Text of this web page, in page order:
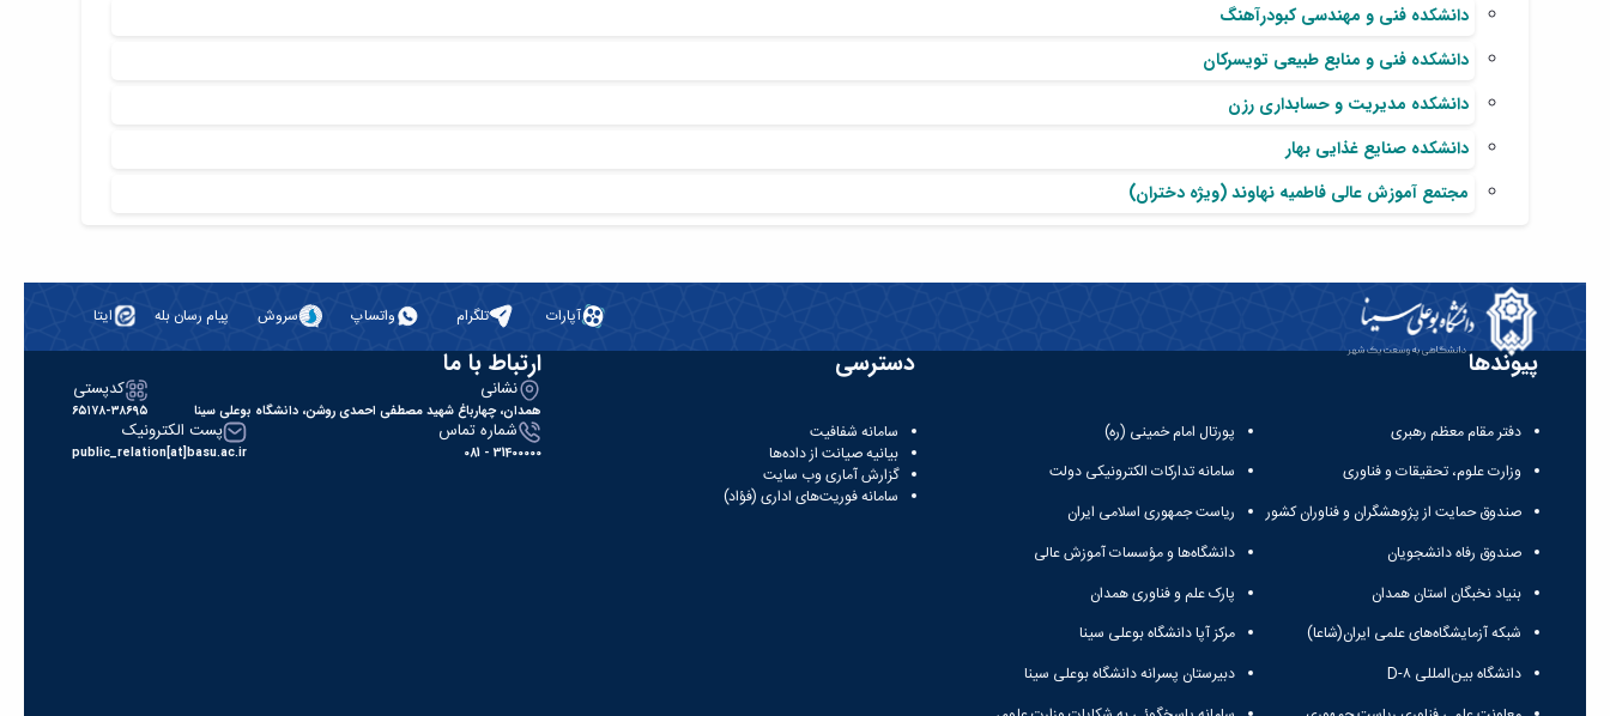
دانشکده فنی و مهندسی کبودرآهنگ
دانشکده فنی و منابع طبیعی تویسرکان
دانشکده مدیریت و حسابداری رزن
دانشکده صنایع غذایی بهار
مجتمع آموزش عالی فاطمیه نهاوند (ویژه دختران)
آپارات تلگرام واتساپ سروش پیام رسان بله ایتا
پیوندها
دفتر مقام معظم رهبری
وزارت علوم، تحقیقات و فناوری
صندوق حمایت از پژوهشگران و فناوران کشور
صندوق رفاه دانشجویان
بنیاد نخبگان استان همدان
شبکه آزمایشگاه‌های علمی ایران(شاعا)
دانشگاه بین‌المللی D-۸
پورتال امام خمینی (ره)
سامانه تدارکات الکترونیکی دولت
ریاست جمهوری اسلامی ایران
دانشگاه‌ها و مؤسسات آموزش عالی
پارک علم و فناوری همدان
مرکز آپا دانشگاه بوعلی سینا
دبیرستان پسرانه دانشگاه بوعلی سینا
دسترسی
سامانه شفافیت
بیانیه صیانت از داده‌ها
گزارش آماری وب‌ سایت
سامانه فوریت‌های اداری (فؤاد)
ارتباط با ما
نشانی
همدان، چهارباغ شهید مصطفی احمدی روشن، دانشگاه بوعلی سینا
کدپستی
۶۵۱۷۸-۳۸۶۹۵
شماره تماس
31400000 - 081
پست الکترونیک
public_relation[at]basu.ac.ir